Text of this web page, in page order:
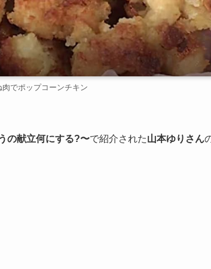
肉でポップコーンチキン
の献立何にする?〜で紹介された山本ゆりさん